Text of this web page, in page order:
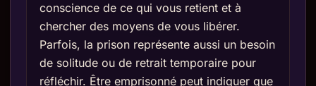
conscience de ce qui vous retient et à
chercher des moyens de vous libérer.
Parfois, la prison représente aussi un besoin
de solitude ou de retrait temporaire pour
réfléchir. Être emprisonné peut indiquer que